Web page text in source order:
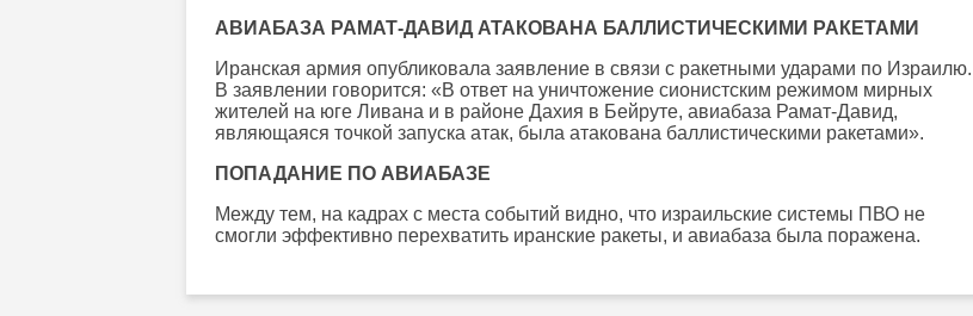
АВИАБАЗА РАМАТ-ДАВИД АТАКОВАНА БАЛЛИСТИЧЕСКИМИ РАКЕТАМИ
Иранская армия опубликовала заявление в связи с ракетными ударами по Израилю.
В заявлении говорится: «В ответ на уничтожение сионистским режимом мирных
жителей на юге Ливана и в районе Дахия в Бейруте, авиабаза Рамат-Давид,
являющаяся точкой запуска атак, была атакована баллистическими ракетами».
ПОПАДАНИЕ ПО АВИАБАЗЕ
Между тем, на кадрах с места событий видно, что израильские системы ПВО не
смогли эффективно перехватить иранские ракеты, и авиабаза была поражена.